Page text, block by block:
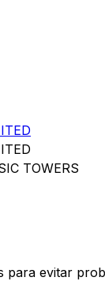
TOWERS
evitar